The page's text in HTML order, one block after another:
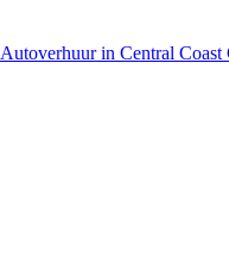
Autoverhuur in Central Coast